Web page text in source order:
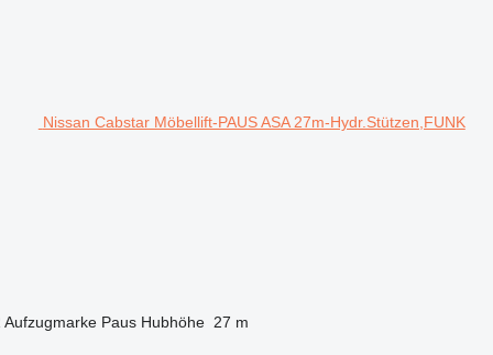
Nissan Cabstar Möbellift-PAUS ASA 27m-Hydr.Stützen,FUNK
Aufzugmarke Paus Hubhöhe 27 m